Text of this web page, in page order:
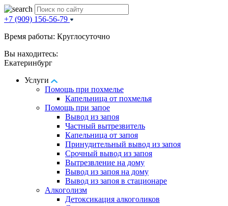
+7 (909) 156-56-79
Время работы: Круглосуточно
Вы находитесь:
Екатеринбург
Услуги
Помощь при похмелье
Капельница от похмелья
Помощь при запое
Вывод из запоя
Частный вытрезвитель
Капельница от запоя
Принудительный вывод из запоя
Срочный вывод из запоя
Вытрезвление на дому
Вывод из запоя на дому
Вывод из запоя в стационаре
Алкоголизм
Детоксикация алкоголиков